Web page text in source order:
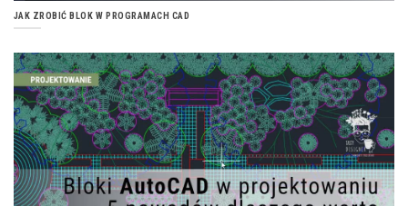
JAK ZROBIĆ BLOK W PROGRAMACH CAD